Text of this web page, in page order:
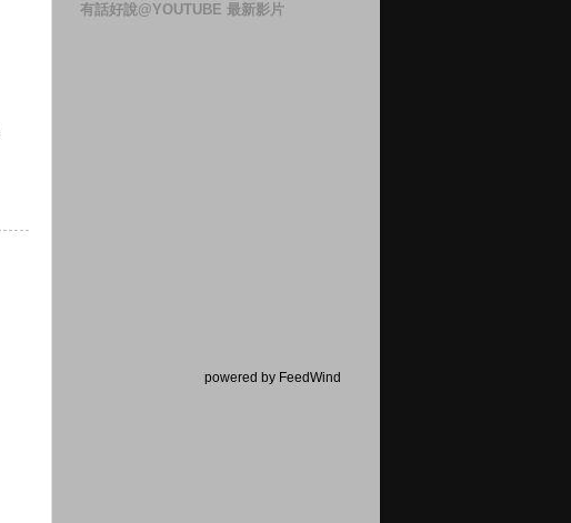
有話好說@YOUTUBE 最新影片
powered by FeedWind